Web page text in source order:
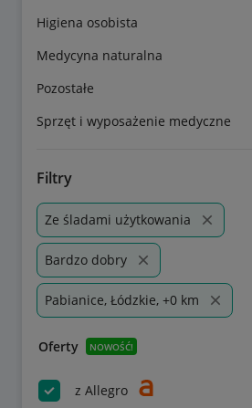
Higiena osobista
Medycyna naturalna
Pozostałe
Sprzęt i wyposażenie medyczne
Filtry
Ze śladami użytkowania
Bardzo dobry
Pabianice, Łódzkie, +0 km
Oferty NOWOŚĆ!
z Allegro